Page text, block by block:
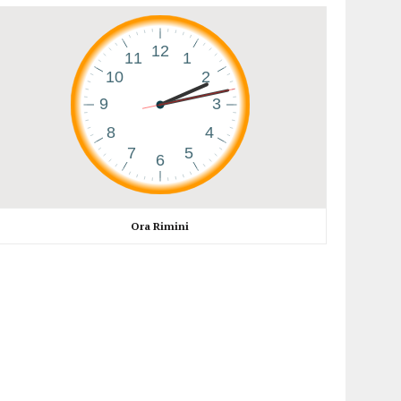
Ora Rimini